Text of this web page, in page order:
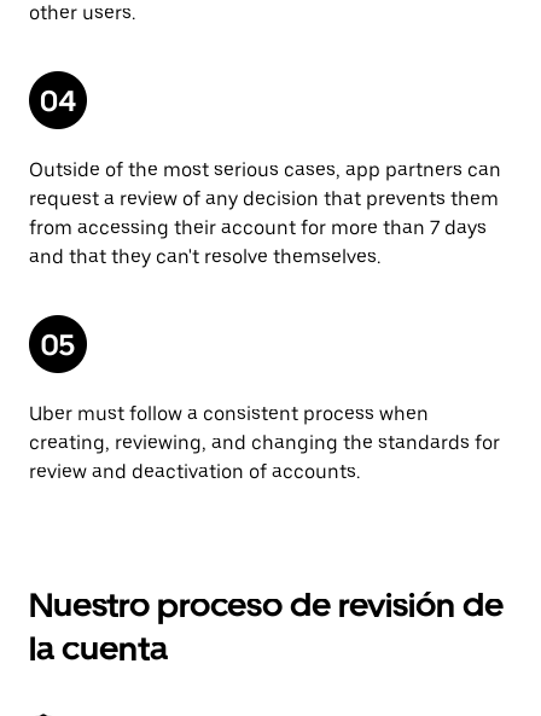
other users.
Outside of the most serious cases, app partners can
request a review of any decision that prevents them
from accessing their account for more than 7 days
and that they can't resolve themselves.
Uber must follow a consistent process when
creating, reviewing, and changing the standards for
review and deactivation of accounts.
Nuestro proceso de revisión de
la cuenta